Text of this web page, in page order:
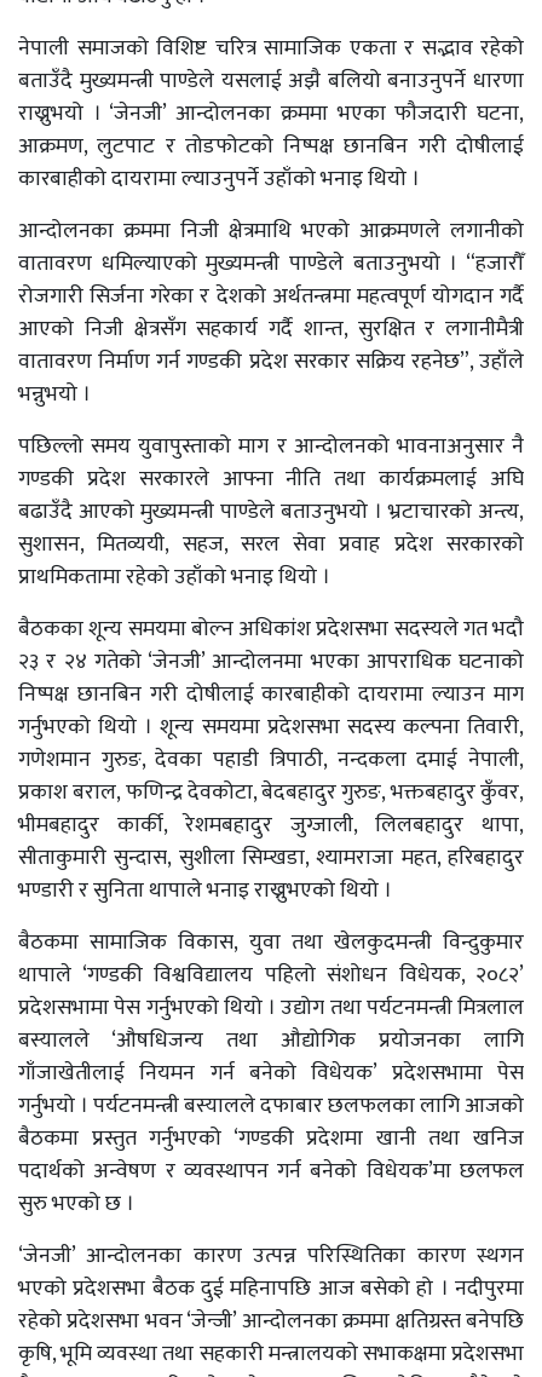
नेपाली समाजको विशिष्ट चरित्र सामाजिक एकता र सद्भाव रहेको
बताउँदै मुख्यमन्त्री पाण्डेले यसलाई अझै बलियो बनाउनुपर्ने धारणा
राख्नुभयो । ‘जेनजी’ आन्दोलनका क्रममा भएका फौजदारी घटना,
आक्रमण, लुटपाट र तोडफोटको निष्पक्ष छानबिन गरी दोषीलाई
कारबाहीको दायरामा ल्याउनुपर्ने उहाँको भनाइ थियो ।
आन्दोलनका क्रममा निजी क्षेत्रमाथि भएको आक्रमणले लगानीको
वातावरण धमिल्याएको मुख्यमन्त्री पाण्डेले बताउनुभयो । “हजारौँ
रोजगारी सिर्जना गरेका र देशको अर्थतन्त्रमा महत्वपूर्ण योगदान गर्दै
आएको निजी क्षेत्रसँग सहकार्य गर्दै शान्त, सुरक्षित र लगानीमैत्री
वातावरण निर्माण गर्न गण्डकी प्रदेश सरकार सक्रिय रहनेछ”, उहाँले
भन्नुभयो ।
पछिल्लो समय युवापुस्ताको माग र आन्दोलनको भावनाअनुसार नै
गण्डकी प्रदेश सरकारले आफ्ना नीति तथा कार्यक्रमलाई अघि
बढाउँदै आएको मुख्यमन्त्री पाण्डेले बताउनुभयो । भ्रटाचारको अन्त्य,
सुशासन, मितव्ययी, सहज, सरल सेवा प्रवाह प्रदेश सरकारको
प्राथमिकतामा रहेको उहाँको भनाइ थियो ।
बैठकका शून्य समयमा बोल्न अधिकांश प्रदेशसभा सदस्यले गत भदौ
२३ र २४ गतेको ‘जेनजी’ आन्दोलनमा भएका आपराधिक घटनाको
निष्पक्ष छानबिन गरी दोषीलाई कारबाहीको दायरामा ल्याउन माग
गर्नुभएको थियो । शून्य समयमा प्रदेशसभा सदस्य कल्पना तिवारी,
गणेशमान गुरुङ, देवका पहाडी त्रिपाठी, नन्दकला दमाई नेपाली,
प्रकाश बराल, फणिन्द्र देवकोटा, बेदबहादुर गुरुङ, भक्तबहादुर कुँवर,
भीमबहादुर कार्की, रेशमबहादुर जुग्जाली, लिलबहादुर थापा,
सीताकुमारी सुन्दास, सुशीला सिम्खडा, श्यामराजा महत, हरिबहादुर
भण्डारी र सुनिता थापाले भनाइ राख्नुभएको थियो ।
बैठकमा सामाजिक विकास, युवा तथा खेलकुदमन्त्री विन्दुकुमार
थापाले ‘गण्डकी विश्वविद्यालय पहिलो संशोधन विधेयक, २०८२’
प्रदेशसभामा पेस गर्नुभएको थियो । उद्योग तथा पर्यटनमन्त्री मित्रलाल
बस्यालले ‘औषधिजन्य तथा औद्योगिक प्रयोजनका लागि
गाँजाखेतीलाई नियमन गर्न बनेको विधेयक’ प्रदेशसभामा पेस
गर्नुभयो । पर्यटनमन्त्री बस्यालले दफाबार छलफलका लागि आजको
बैठकमा प्रस्तुत गर्नुभएको ‘गण्डकी प्रदेशमा खानी तथा खनिज
पदार्थको अन्वेषण र व्यवस्थापन गर्न बनेको विधेयक’मा छलफल
सुरु भएको छ ।
‘जेनजी’ आन्दोलनका कारण उत्पन्न परिस्थितिका कारण स्थगन
भएको प्रदेशसभा बैठक दुई महिनापछि आज बसेको हो । नदीपुरमा
रहेको प्रदेशसभा भवन ‘जेन्जी’ आन्दोलनका क्रममा क्षतिग्रस्त बनेपछि
कृषि, भूमि व्यवस्था तथा सहकारी मन्त्रालयको सभाकक्षमा प्रदेशसभा